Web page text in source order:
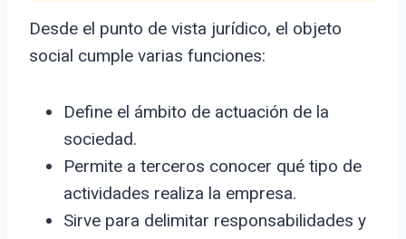
Desde el punto de vista jurídico, el objeto
social cumple varias funciones:
Define el ámbito de actuación de la
sociedad.
Permite a terceros conocer qué tipo de
actividades realiza la empresa.
Sirve para delimitar responsabilidades y